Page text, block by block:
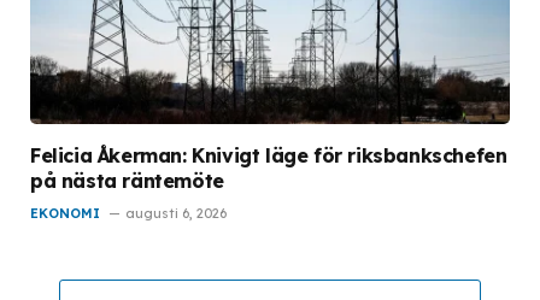
Felicia Åkerman: Knivigt läge för riksbankschefen
på nästa räntemöte
EKONOMI augusti 6, 2026